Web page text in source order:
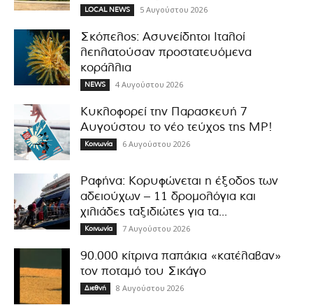
LOCAL NEWS 5 Αυγούστου 2026
Σκόπελος: Ασυνείδητοι Ιταλοί
λεηλατούσαν προστατευόμενα
κοράλλια
NEWS 4 Αυγούστου 2026
Κυκλοφορεί την Παρασκευή 7
Αυγούστου το νέο τεύχος της MP!
Κοινωνία 6 Αυγούστου 2026
Ραφήνα: Κορυφώνεται η έξοδος των
αδειούχων – 11 δρομολόγια και
χιλιάδες ταξιδιώτες για τα...
Κοινωνία 7 Αυγούστου 2026
90.000 κίτρινα παπάκια «κατέλαβαν»
τον ποταμό του Σικάγο
Διεθνή 8 Αυγούστου 2026